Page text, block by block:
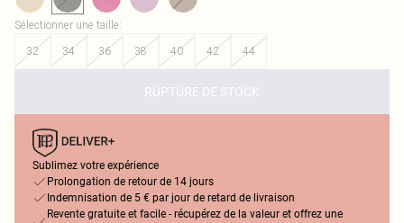
Sélectionner une taille:
32
34 36 38 40 42 44
RUPTURE DE STOCK
Sublimez votre expérience
Prolongation de retour de 14 jours
Indemnisation de 5 € par jour de retard de livraison
Revente gratuite et facile - récupérez de la valeur et offrez une